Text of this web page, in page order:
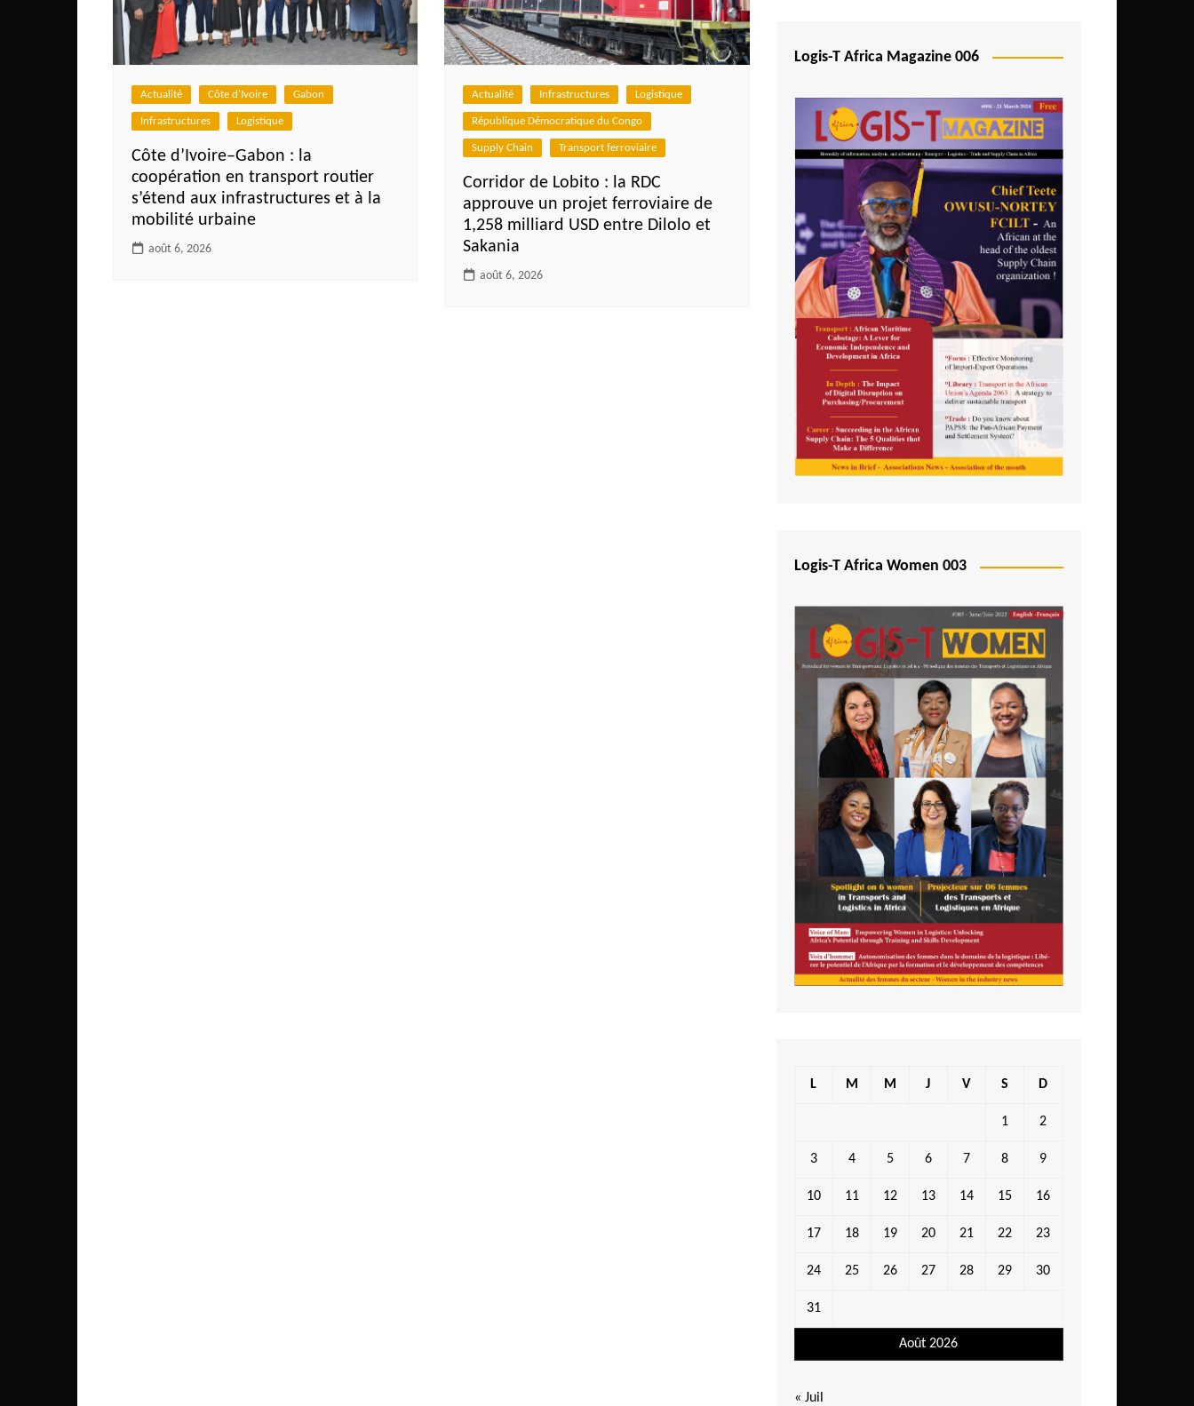
Actualité Côte d'Ivoire Gabon
Infrastructures Logistique
Côte d’Ivoire–Gabon : la
coopération en transport routier
s’étend aux infrastructures et à la
mobilité urbaine
août 6, 2026
Actualité Infrastructures Logistique
République Démocratique du Congo
Supply Chain Transport ferroviaire
Corridor de Lobito : la RDC
approuve un projet ferroviaire de
1,258 milliard USD entre Dilolo et
Sakania
août 6, 2026
Logis-T Africa Magazine 006
Logis-T Africa Women 003
Août 2026
L M M J V S D
1 2
3 4 5 6 7 8 9
10 11 12 13 14 15 16
17 18 19 20 21 22 23
24 25 26 27 28 29 30
31
« Juil